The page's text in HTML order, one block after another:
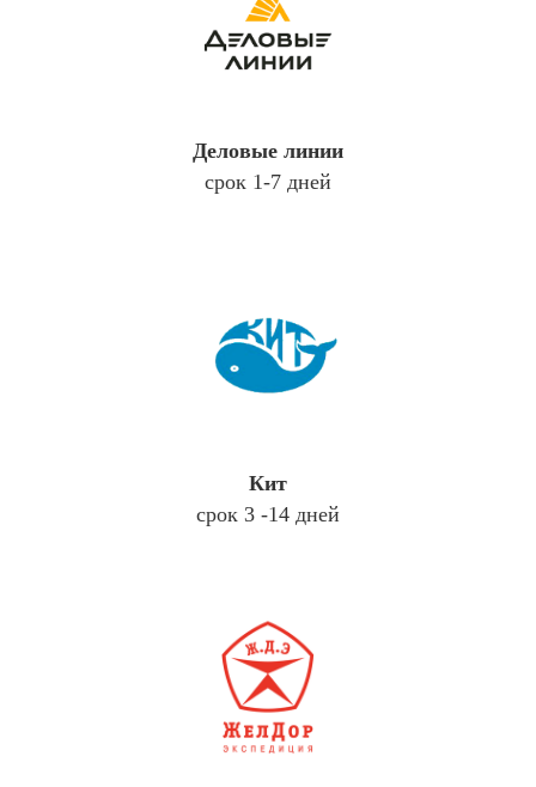
Деловые линии
срок 1-7 дней
Кит
срок 3 -14 дней